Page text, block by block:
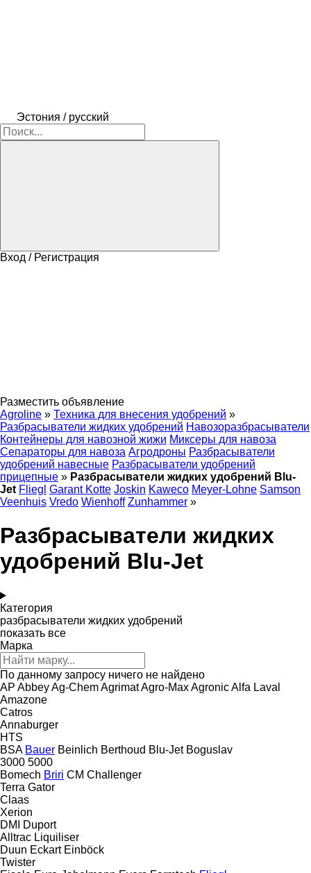
Эстония / русский
Вход / Регистрация
Разместить объявление
Agroline » Техника для внесения удобрений »
Разбрасыватели жидких удобрений Навозоразбрасыватели
Контейнеры для навозной жижи Миксеры для навоза
Сепараторы для навоза Агродроны Разбрасыватели
удобрений навесные Разбрасыватели удобрений
прицепные » Разбрасыватели жидких удобрений Blu-
Jet Fliegl Garant Kotte Joskin Kaweco Meyer-Lohne Samson
Veenhuis Vredo Wienhoff Zunhammer »
Разбрасыватели жидких
удобрений Blu-Jet
Категория
разбрасыватели жидких удобрений
показать все
Марка
По данному запросу ничего не найдено
AP AbbeyAg-ChemAgrimatAgro-MaxAgronicAlfa Laval
Amazone
Catros
Annaburger
HTS
BSA Bauer Beinlich Berthoud Blu-Jet Boguslav
3000 5000
Bomech Briri CM Challenger
Terra Gator
Claas
Xerion
DMI
Duport
Alltrac Liquiliser
Duun Eckart Einböck
Twister